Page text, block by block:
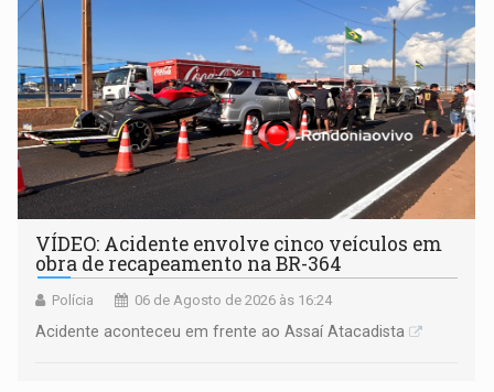
VÍDEO: Acidente envolve cinco veículos em
obra de recapeamento na BR-364
Polícia 06 de Agosto de 2026 às 16:24
Acidente aconteceu em frente ao Assaí Atacadista